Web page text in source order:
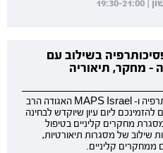
בשילוב עם
- מחקר, תיאוריה
מכון מפרשים לחקר והוראת הפסיכותרפיה ו- MAPS Israel האגודה הרב
ליום עיון שיוקדש לבחינה
מחקרים קליניים בטיפול
שילוב של מסגרות תיאורטיות,
ממחקרים קליניים.